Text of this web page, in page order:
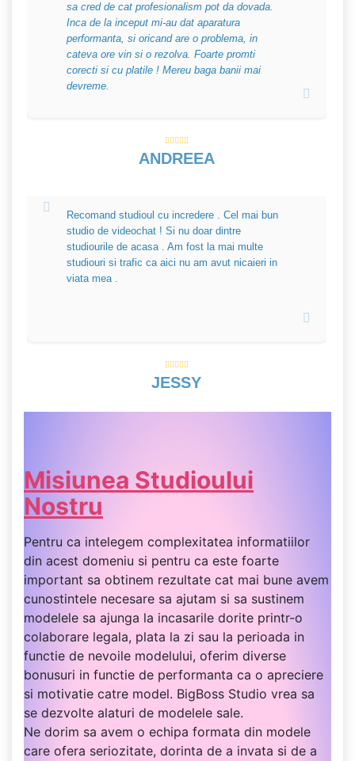
sa cred de cat profesionalism pot da dovada.
Inca de la inceput mi-au dat aparatura
performanta, si oricand are o problema, in
cateva ore vin si o rezolva. Foarte promti
corecti si cu platile ! Mereu baga banii mai
devreme.
ANDREEA
Recomand studioul cu incredere . Cel mai bun
studio de videochat ! Si nu doar dintre
studiourile de acasa . Am fost la mai multe
studiouri si trafic ca aici nu am avut nicaieri in
viata mea .
JESSY
Misiunea Studioului
Nostru
Pentru ca intelegem complexitatea informatiilor
din acest domeniu si pentru ca este foarte
important sa obtinem rezultate cat mai bune avem
cunostintele necesare sa ajutam si sa sustinem
modelele sa ajunga la incasarile dorite printr-o
colaborare legala, plata la zi sau la perioada in
functie de nevoile modelului, oferim diverse
bonusuri in functie de performanta ca o apreciere
si motivatie catre model. BigBoss Studio vrea sa
se dezvolte alaturi de modelele sale.
Ne dorim sa avem o echipa formata din modele
care ofera seriozitate, dorinta de a invata si de a